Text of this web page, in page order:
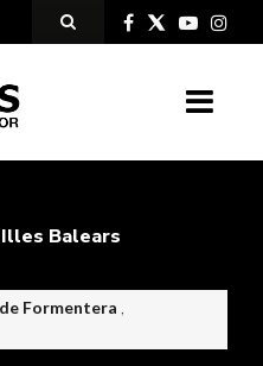
Illes Balears
Formentera